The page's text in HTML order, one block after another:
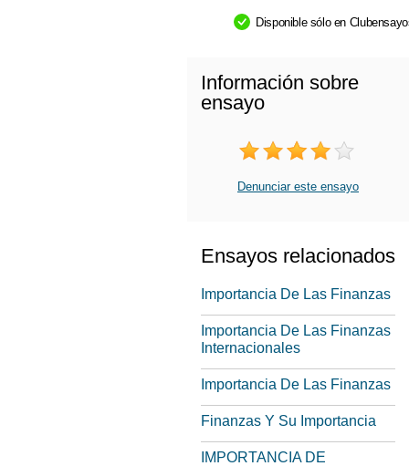
Disponible sólo en
Información sobre
ensayo
Denunciar este ensayo
Ensayos relacionados
Importancia De Las Finanzas
Importancia De Las Finanzas
Internacionales
Importancia De Las Finanzas
Finanzas Y Su Importancia
IMPORTANCIA DE